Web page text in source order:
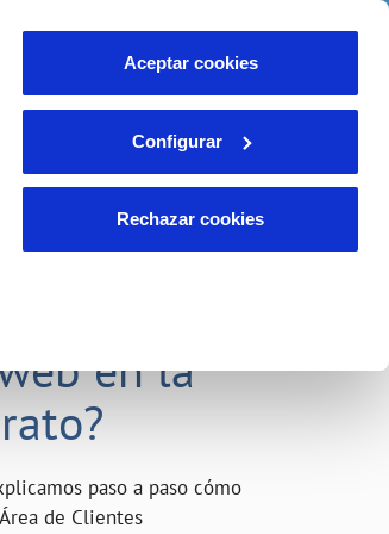
Aceptar cookies
Configurar
Rechazar cookies
INCIDENCIAS
Comunica anomalías o posibles
en la
paso a paso cómo
de Clientes